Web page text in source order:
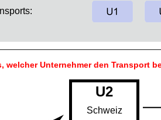
welcher Unternehmer den Transport
U2
Schweiz